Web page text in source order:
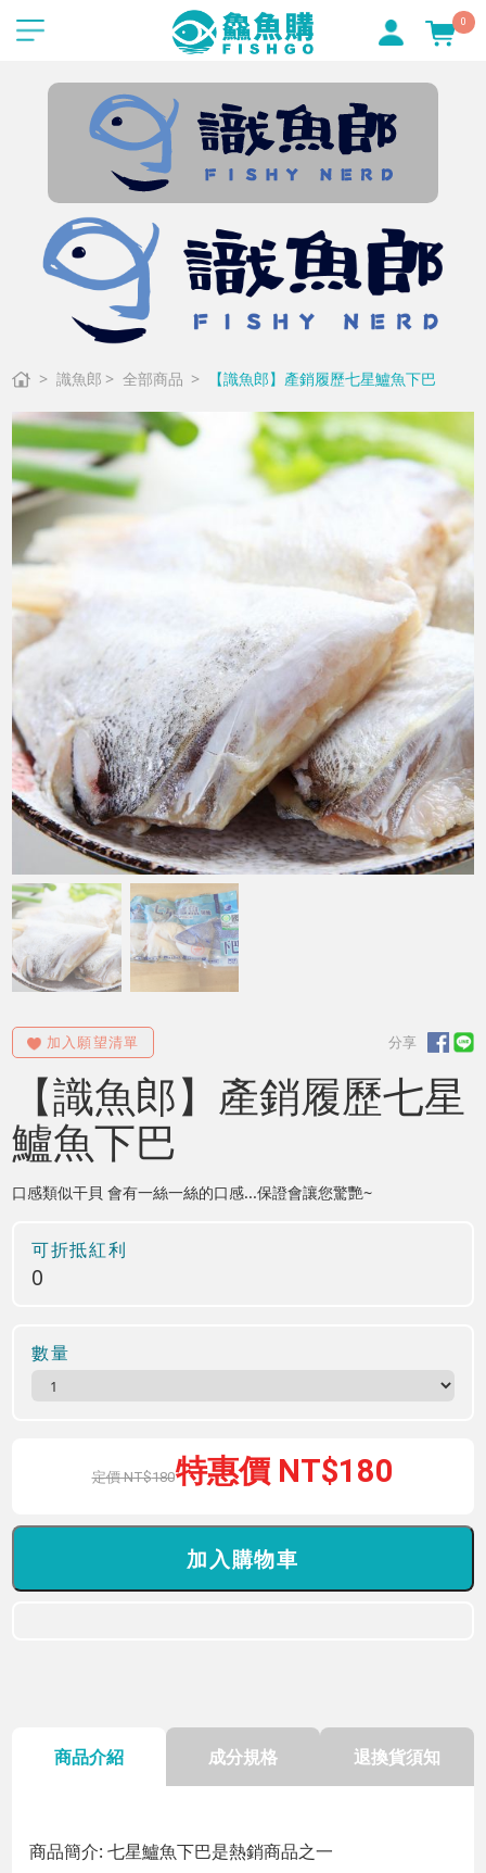
0
識魚郎 全部商品 【識魚郎】產銷履歷七星鱸魚下巴
【識魚郎】產銷履歷七星
鱸魚下巴
口感類似干貝 會有一絲一絲的口感...保證會讓您驚艷~
可折抵紅利
0
數量
180 180
商品介紹 成分規格 退換貨須知
商品簡介: 七星鱸魚下巴是熱銷商品之一